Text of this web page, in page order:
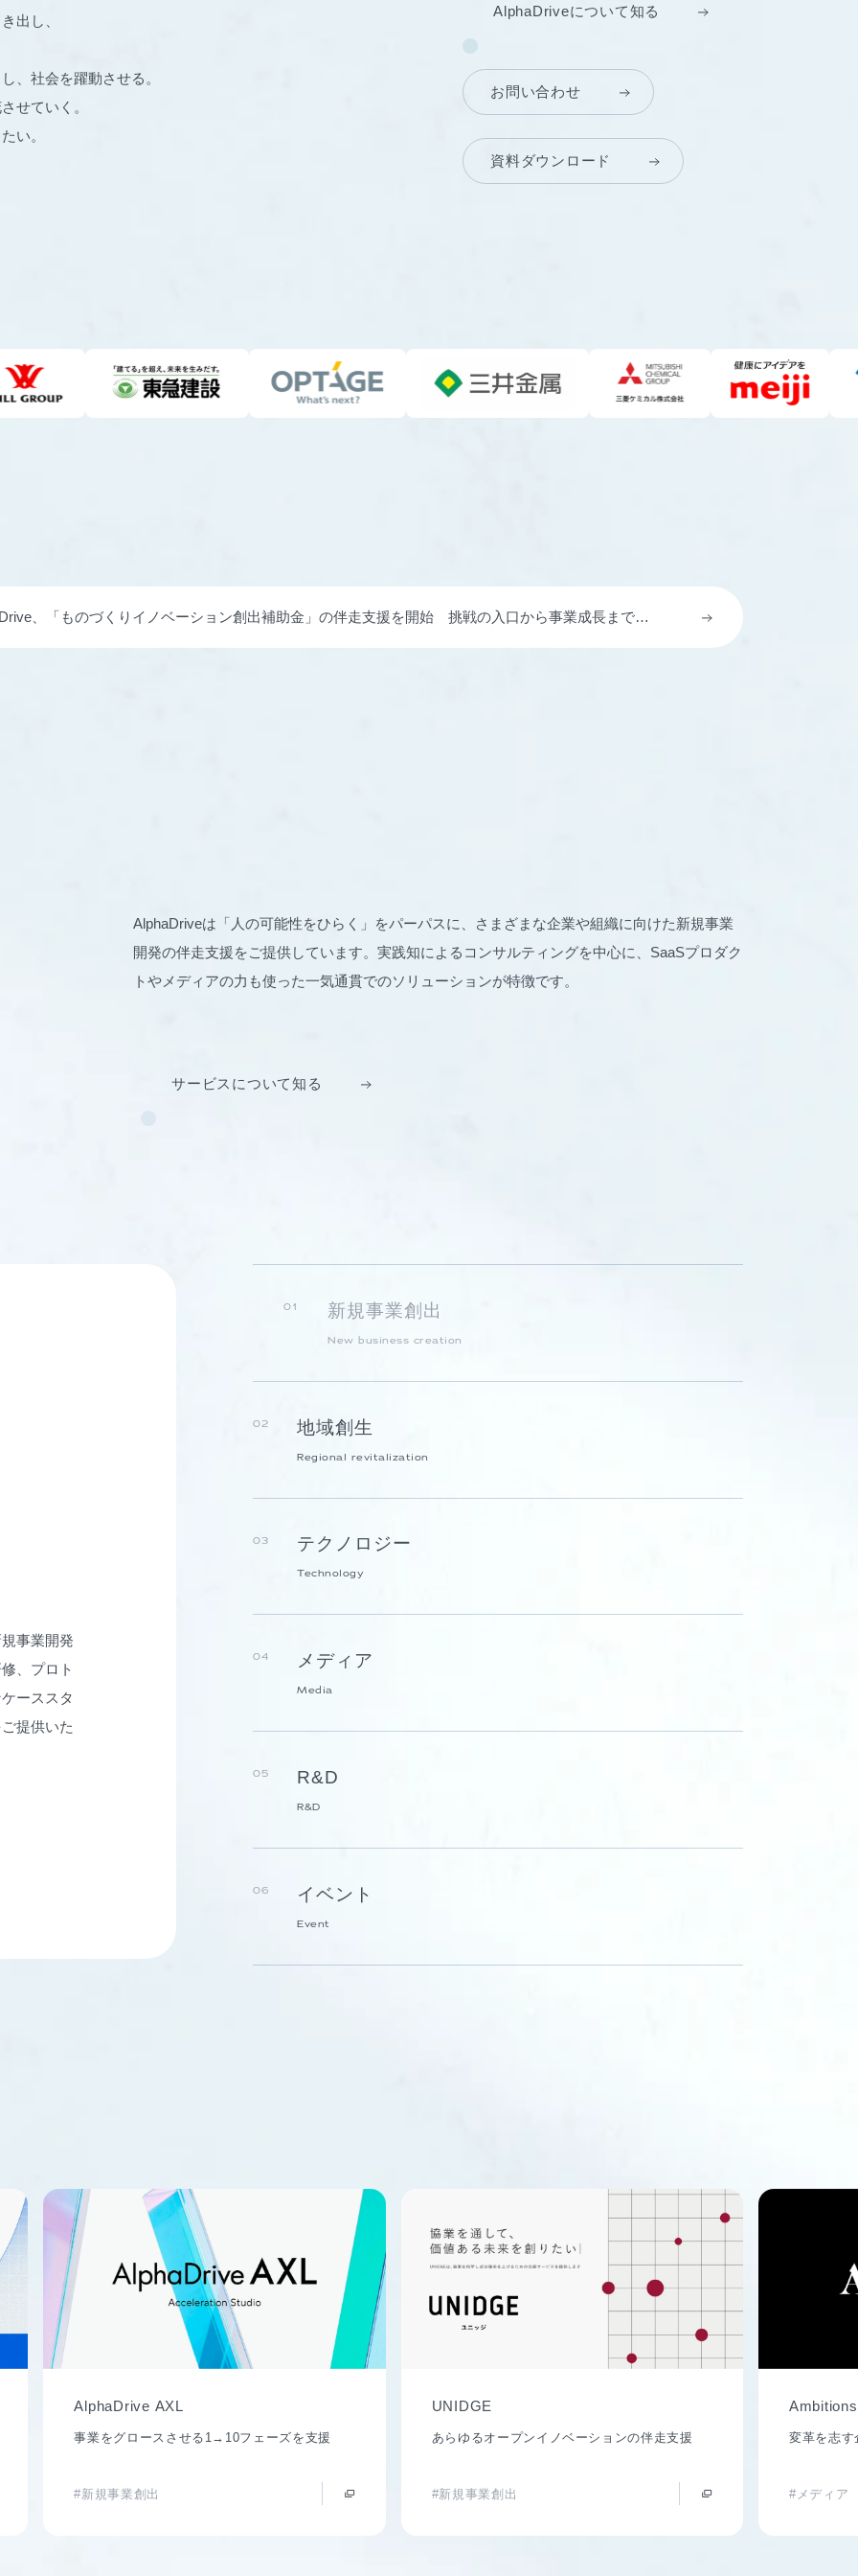
出し、
、社会を躍動させる。
せていく。
い。
AlphaDriveについて知る
お問い合わせ
資料ダウンロード
、「ものづくりイノベーション創出補助金」の伴走支援を開始 挑戦の入口から事業成長までつ
くりへ
AlphaDriveは「人の可能性をひらく」をパーパスに、さまざまな企業や組織に向けた新規事業
開発の伴走支援をご提供しています。実践知によるコンサルティングを中心に、SaaSプロダク
トやメディアの力も使った一気通貫でのソリューションが特徴です。
サービスについて知る
事業開発
、プロト
ーススタ
提供いた
01 新規事業創出
New business creation
02 地域創生
Regional revitalization
03 テクノロジー
Technology
04 メディア
Media
05 R&D
R&D
06 イベント
Event
AlphaDrive AXL
事業をグロースさせる1→10フェーズを支援
#新規事業創出
UNIDGE
あらゆるオープンイノベーションの伴走支援
#新規事業創出
Ambitions
変革を志す
#メディア